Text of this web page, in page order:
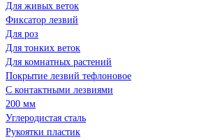
Для живых веток
Фиксатор лезвий
Для роз
Для тонких веток
Для комнатных растений
Покрытие лезвий тефлоновое
С контактными лезвиями
200 мм
Углеродистая сталь
Рукоятки пластик